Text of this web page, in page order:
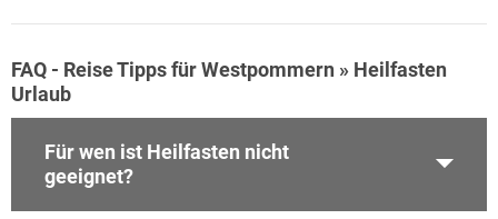
FAQ - Reise Tipps für Westpommern » Heilfasten
Urlaub
Für wen ist Heilfasten nicht
geeignet?